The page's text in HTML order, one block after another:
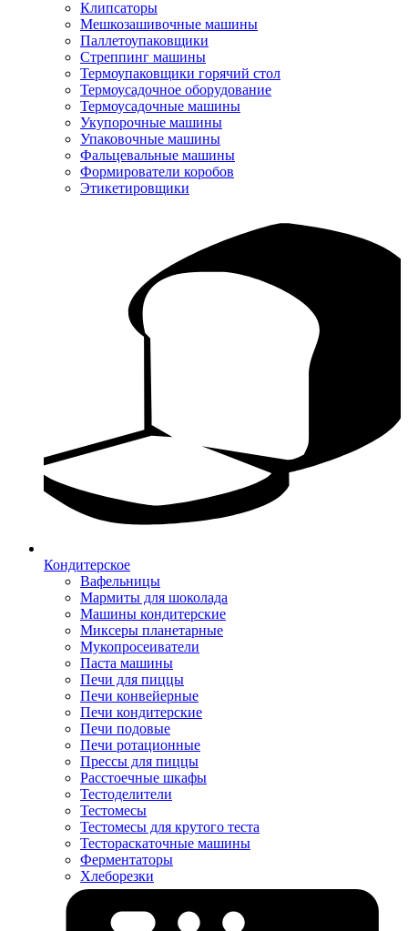
Клипсаторы
Мешкозашивочные машины
Паллетоупаковщики
Стреппинг машины
Термоупаковщики горячий стол
Термоусадочное оборудование
Термоусадочные машины
Укупорочные машины
Упаковочные машины
Фальцевальные машины
Формирователи коробов
Этикетировщики
Кондитерское
Вафельницы
Мармиты для шоколада
Машины кондитерские
Миксеры планетарные
Мукопросеиватели
Паста машины
Печи для пиццы
Печи конвейерные
Печи кондитерские
Печи подовые
Печи ротационные
Прессы для пиццы
Расстоечные шкафы
Тестоделители
Тестомесы
Тестомесы для крутого теста
Тестораскаточные машины
Ферментаторы
Хлеборезки